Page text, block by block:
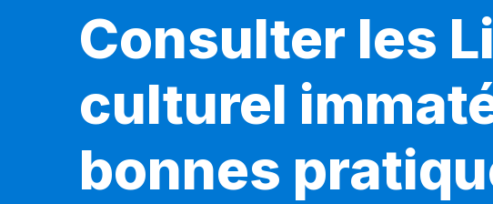
Consulter les
culturel
bonnes